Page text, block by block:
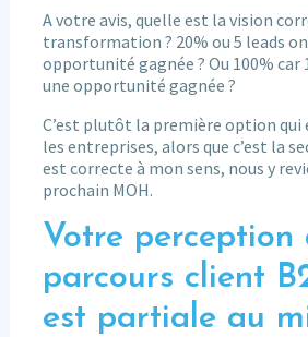
A votre avis, quelle est la vision
transformation ? 20% ou 5 leads
opportunité gagnée ? Ou 100% car
une opportunité gagnée ?
C’est plutôt la première option qui
les entreprises, alors que c’est la
est correcte à mon sens, nous y
prochain MOH.
Votre perception
parcours client
est partiale au